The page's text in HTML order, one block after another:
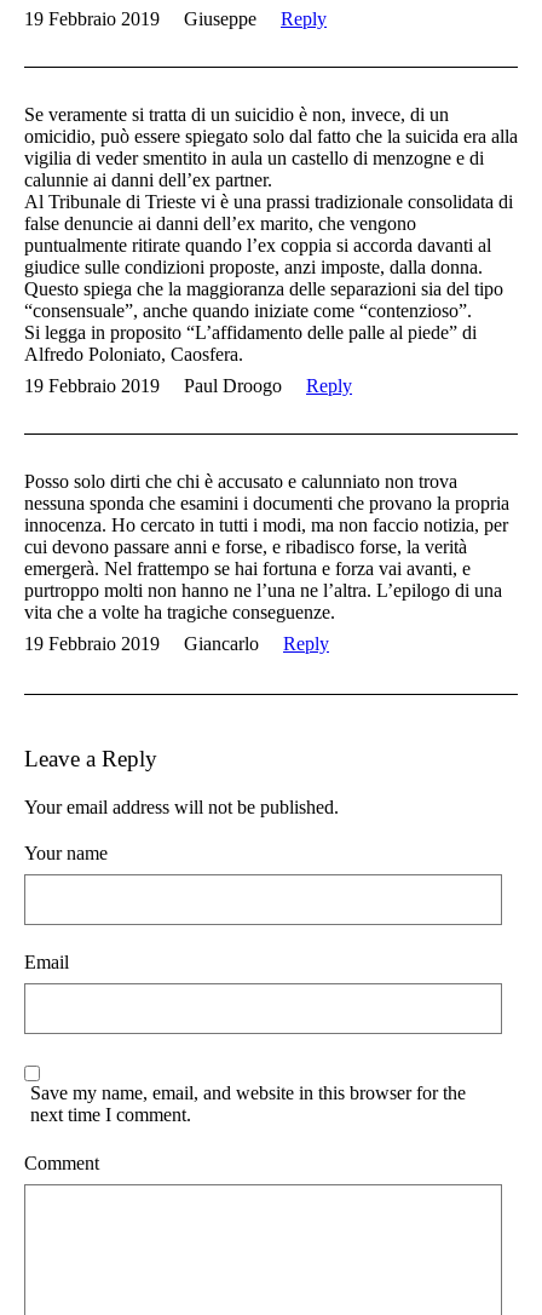
19 Febbraio 2019
Giuseppe Reply
Se veramente si tratta di un suicidio è non, invece, di un
omicidio, può essere spiegato solo dal fatto che la suicida era alla
vigilia di veder smentito in aula un castello di menzogne e di
calunnie ai danni dell’ex partner.
Al Tribunale di Trieste vi è una prassi tradizionale consolidata di
false denuncie ai danni dell’ex marito, che vengono
puntualmente ritirate quando l’ex coppia si accorda davanti al
giudice sulle condizioni proposte, anzi imposte, dalla donna.
Questo spiega che la maggioranza delle separazioni sia del tipo
“consensuale”, anche quando iniziate come “contenzioso”.
Si legga in proposito “L’affidamento delle palle al piede” di
Alfredo Poloniato, Caosfera.
19 Febbraio 2019
Paul Droogo Reply
Posso solo dirti che chi è accusato e calunniato non trova
nessuna sponda che esamini i documenti che provano la propria
innocenza. Ho cercato in tutti i modi, ma non faccio notizia, per
cui devono passare anni e forse, e ribadisco forse, la verità
emergerà. Nel frattempo se hai fortuna e forza vai avanti, e
purtroppo molti non hanno ne l’una ne l’altra. L’epilogo di una
vita che a volte ha tragiche conseguenze.
19 Febbraio 2019
Giancarlo Reply
Leave a Reply
Your email address will not be published.
Your name
Email
Save my name, email, and website in this browser for the
next time I comment.
Comment